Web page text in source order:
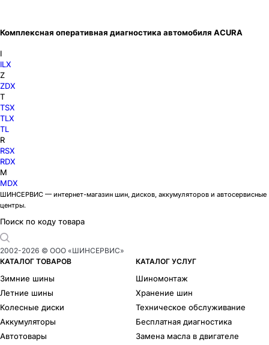
Комплексная оперативная диагностика автомобиля ACURA
I
ILX
Z
ZDX
T
TSX
TLX
TL
R
RSX
RDX
M
MDX
ШИНСЕРВИС — интернет-магазин шин, дисков, аккумуляторов и автосервисные
центры.
Поиск по коду товара
2002-2026 © ООО «ШИНСЕРВИС»
КАТАЛОГ ТОВАРОВ
Зимние шины
Летние шины
Колесные диски
Аккумуляторы
Автотовары
КАТАЛОГ УСЛУГ
Шиномонтаж
Хранение шин
Техническое обслуживание
Бесплатная диагностика
Замена масла в двигателе